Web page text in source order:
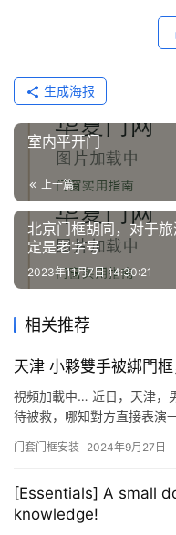
生成海报
室内平开门
上一篇
北京门框胡同，对于
定是老字号
2023年11月7日 14:30:21
相关推荐
天津 小夥雙手被綁門
視頻加載中… 近日，天津，
待被救，哪知對方直接表演
利救人，倒是男子還在“控訴
门套门框安装 2024年9月27日
[Essentials] A small
knowledge!